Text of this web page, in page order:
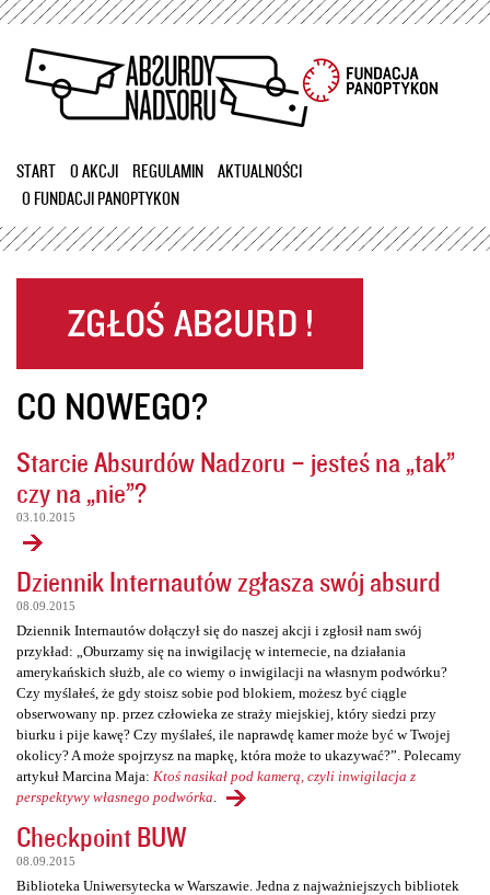
Przejdź
treści
START O AKCJI REGULAMIN
AKTUALNOŚCI
O FUNDACJI PANOPTYKON
CO NOWEGO?
Starcie Absurdów Nadzoru – jesteś na „tak”
czy na „nie”?
03.10.2015
Dziennik Internautów zgłasza swój absurd
08.09.2015
Dziennik Internautów dołączył się do naszej akcji i zgłosił nam swój
przykład: „Oburzamy się na inwigilację w internecie, na działania
amerykańskich służb, ale co wiemy o inwigilacji na własnym podwórku?
Czy myślałeś, że gdy stoisz sobie pod blokiem, możesz być ciągle
obserwowany np. przez człowieka ze straży miejskiej, który siedzi przy
biurku i pije kawę? Czy myślałeś, ile naprawdę kamer może być w Twojej
okolicy? A może spojrzysz na mapkę, która może to ukazywać?”. Polecamy
artykuł Marcina Maja: Ktoś nasikał pod kamerą, czyli inwigilacja z
perspektywy własnego podwórka
Checkpoint BUW
08.09.2015
Biblioteka Uniwersytecka w Warszawie. Jedna z najważniejszych bibliotek